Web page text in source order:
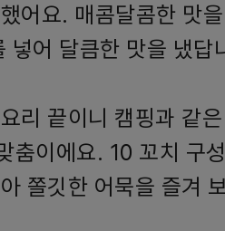
어요. 매콤달콤한 맛
넣어 달큼한 맛을 냈답
리 끝이니 캠핑과 같
춤이에요. 10 꼬치 구
쫄깃한 어묵을 즐겨